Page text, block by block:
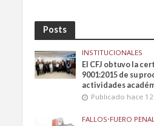
Posts
INSTITUCIONALES
El CFJ obtuvo la
9001:2015 de su
actividades
Publicado hace
FALLOS•FUERO